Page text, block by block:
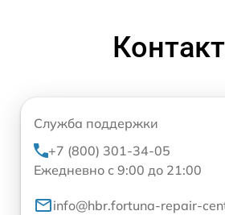
Служба поддержки
+7 (800) 301-34-05
Ежедневно с 9:00 до 21:00
info@hbr.fortuna-repair-